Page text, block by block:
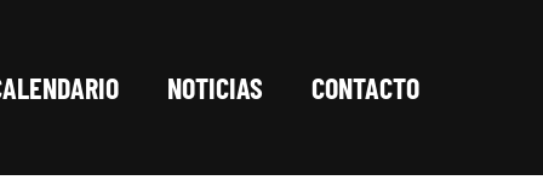
NOTICIAS CONTACTO